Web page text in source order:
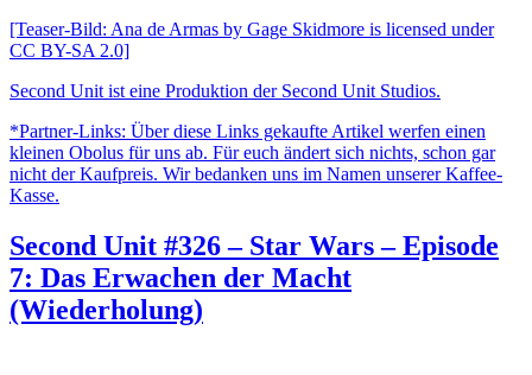
[Teaser-Bild: Ana de Armas by Gage Skidmore is licensed under
CC BY-SA 2.0]
Second Unit ist eine Produktion der Second Unit Studios.
*Partner-Links: Über diese Links gekaufte Artikel werfen einen
kleinen Obolus für uns ab. Für euch ändert sich nichts, schon gar
nicht der Kaufpreis. Wir bedanken uns im Namen unserer Kaffee-
Kasse.
Second Unit #326 – Star Wars – Episode
7: Das Erwachen der Macht
(Wiederholung)